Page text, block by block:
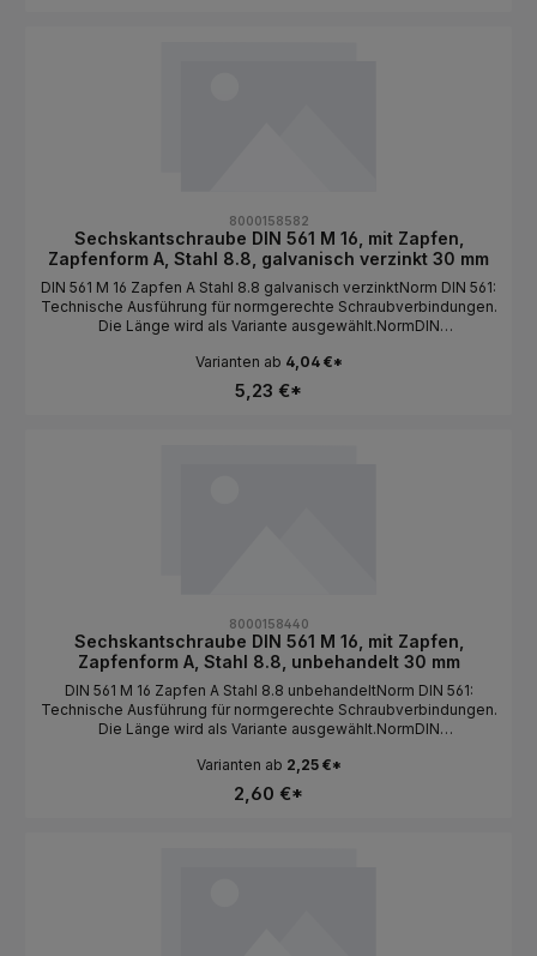
8000158582
Sechskantschraube DIN 561 M 16, mit Zapfen,
Zapfenform A, Stahl 8.8, galvanisch verzinkt 30 mm
DIN 561 M 16 Zapfen A Stahl 8.8 galvanisch verzinktNorm DIN 561:
Technische Ausführung für normgerechte Schraubverbindungen.
Die Länge wird als Variante ausgewählt.NormDIN
AGewindeartMetrischGewindeM
16MaterialStahlFestigkeit8.8Oberflächegalvanisch
verzinktAntriebAußensechskantLängeals Variante wählbar
Varianten ab 4,04 €*
5,23 €*
8000158440
Sechskantschraube DIN 561 M 16, mit Zapfen,
Zapfenform A, Stahl 8.8, unbehandelt 30 mm
DIN 561 M 16 Zapfen A Stahl 8.8 unbehandeltNorm DIN 561:
Technische Ausführung für normgerechte Schraubverbindungen.
Die Länge wird als Variante ausgewählt.NormDIN
AGewindeartMetrischGewindeM
16MaterialStahlFestigkeit8.8OberflächeunbehandeltAntriebAuße
nsechskantLängeals Variante wählbar
Varianten ab 2,25 €*
2,60 €*